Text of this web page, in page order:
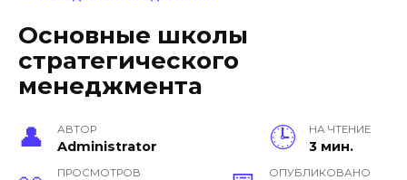
Основные школы
стратегического
менеджмента
АВТОР
Administrator
НА ЧТЕНИЕ
3 мин.
ПРОСМОТРОВ ОПУБЛИКОВАНО